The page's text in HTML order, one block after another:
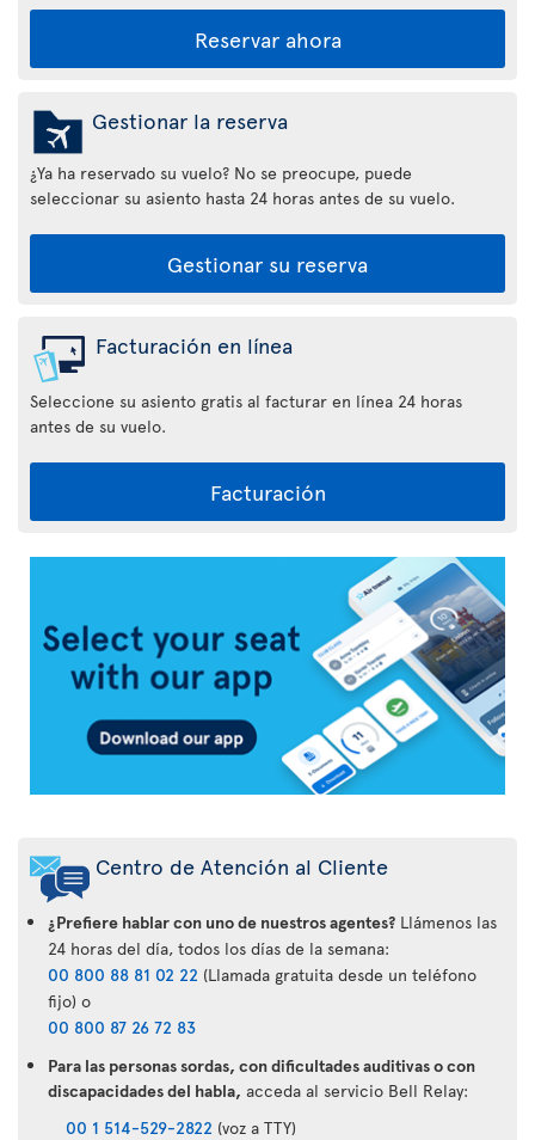
Reservar ahora
Gestionar la reserva
¿Ya ha reservado su vuelo? No se preocupe, puede
seleccionar su asiento hasta 24 horas antes de su vuelo.
Gestionar su reserva
Facturación en línea
Seleccione su asiento gratis al facturar en línea 24 horas
antes de su vuelo.
Facturación
Transat
Centro de Atención al Cliente
¿Prefiere hablar con uno de nuestros agentes? Llámenos las
24 horas del día, todos los días de la semana:
00 800 88 81 02 22 (Llamada gratuita desde un teléfono
fijo) o
00 800 87 26 72 83
Para las personas sordas, con dificultades auditivas o con
discapacidades del habla, acceda al servicio Bell Relay:
00 1 514-529-2822 (voz a TTY)